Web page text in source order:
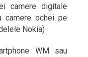
camere digitale
camere ochei pe
Nokia)
WM sau